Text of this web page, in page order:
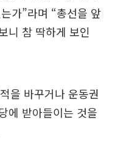
가”라며 “총선을 앞
니 참 딱하게 보인
을 바꾸거나 운동권
에 받아들이는 것을